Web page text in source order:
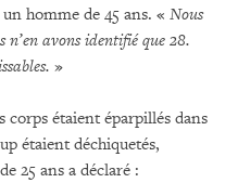
homme de 45 ans. « Nous
avons identifié que 28.
»
corps étaient éparpillés dans
étaient déchiquetés,
25 ans a déclaré :